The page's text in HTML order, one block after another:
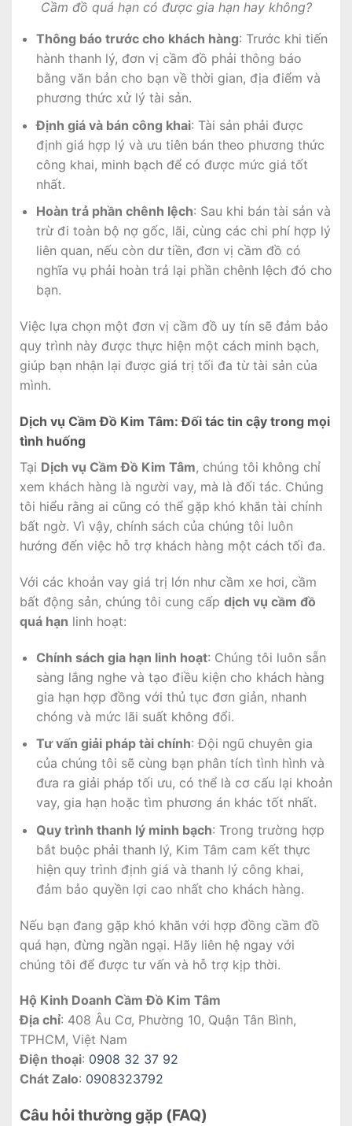
Cầm đồ quá hạn có được gia hạn hay không?
Thông báo trước cho khách hàng: Trước khi tiến
hành thanh lý, đơn vị cầm đồ phải thông báo
bằng văn bản cho bạn về thời gian, địa điểm và
phương thức xử lý tài sản.
Định giá và bán công khai: Tài sản phải được
định giá hợp lý và ưu tiên bán theo phương thức
công khai, minh bạch để có được mức giá tốt
nhất.
Hoàn trả phần chênh lệch: Sau khi bán tài sản và
trừ đi toàn bộ nợ gốc, lãi, cùng các chi phí hợp lý
liên quan, nếu còn dư tiền, đơn vị cầm đồ có
nghĩa vụ phải hoàn trả lại phần chênh lệch đó cho
bạn.
Việc lựa chọn một đơn vị cầm đồ uy tín sẽ đảm bảo
quy trình này được thực hiện một cách minh bạch,
giúp bạn nhận lại được giá trị tối đa từ tài sản của
mình.
Dịch vụ Cầm Đồ Kim Tâm: Đối tác tin cậy trong mọi
tình huống
Tại Dịch vụ Cầm Đồ Kim Tâm, chúng tôi không chỉ
xem khách hàng là người vay, mà là đối tác. Chúng
tôi hiểu rằng ai cũng có thể gặp khó khăn tài chính
bất ngờ. Vì vậy, chính sách của chúng tôi luôn
hướng đến việc hỗ trợ khách hàng một cách tối đa.
Với các khoản vay giá trị lớn như cầm xe hơi, cầm
bất động sản, chúng tôi cung cấp dịch vụ cầm đồ
quá hạn linh hoạt:
Chính sách gia hạn linh hoạt: Chúng tôi luôn sẵn
sàng lắng nghe và tạo điều kiện cho khách hàng
gia hạn hợp đồng với thủ tục đơn giản, nhanh
chóng và mức lãi suất không đổi.
Tư vấn giải pháp tài chính: Đội ngũ chuyên gia
của chúng tôi sẽ cùng bạn phân tích tình hình và
đưa ra giải pháp tối ưu, có thể là cơ cấu lại khoản
vay, gia hạn hoặc tìm phương án khác tốt nhất.
Quy trình thanh lý minh bạch: Trong trường hợp
bắt buộc phải thanh lý, Kim Tâm cam kết thực
hiện quy trình định giá và thanh lý công khai,
đảm bảo quyền lợi cao nhất cho khách hàng.
Nếu bạn đang gặp khó khăn với hợp đồng cầm đồ
quá hạn, đừng ngần ngại. Hãy liên hệ ngay với
chúng tôi để được tư vấn và hỗ trợ kịp thời.
Hộ Kinh Doanh Cầm Đồ Kim Tâm
Địa chỉ: 408 Âu Cơ, Phường 10, Quận Tân Bình,
TPHCM, Việt Nam
Điện thoại: 0908 32 37 92
Chát Zalo: 0908323792
Câu hỏi thường gặp (FAQ)